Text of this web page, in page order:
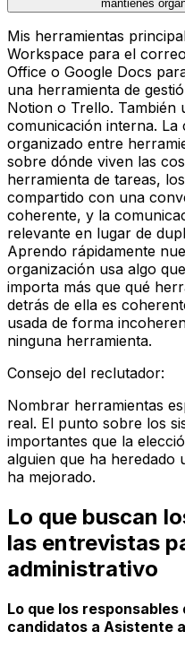
mantienes
Mis herramientas
Workspace para el
Office o Google Docs
una herramienta de
Notion o Trello. También
comunicación interna. La
organizado entre
sobre dónde viven las
herramienta de tareas,
compartido con una
coherente, y la
relevante en lugar de
Aprendo rápidamente
organización usa algo
importa más que qué
detrás de ella es
usada de forma
ninguna herramienta.
Consejo del reclutador:
Nombrar herramientas
real. El punto sobre los
importantes que la
alguien que ha heredado
ha mejorado.
Lo que buscan
las entrevistas
administrativo
Lo que los
candidatos a Asistente